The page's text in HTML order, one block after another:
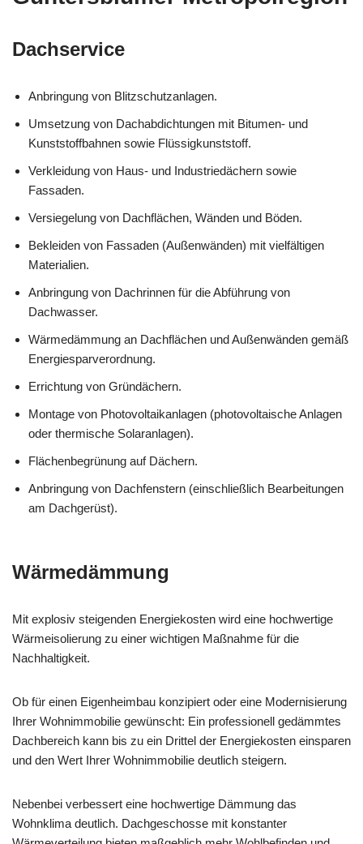
Dachservice
Anbringung von Blitzschutzanlagen.
Umsetzung von Dachabdichtungen mit Bitumen- und
Kunststoffbahnen sowie Flüssigkunststoff.
Verkleidung von Haus- und Industriedächern sowie
Fassaden.
Versiegelung von Dachflächen, Wänden und Böden.
Bekleiden von Fassaden (Außenwänden) mit vielfältigen
Materialien.
Anbringung von Dachrinnen für die Abführung von
Dachwasser.
Wärmedämmung an Dachflächen und Außenwänden gemäß
Energiesparverordnung.
Errichtung von Gründächern.
Montage von Photovoltaikanlagen (photovoltaische Anlagen
oder thermische Solaranlagen).
Flächenbegrünung auf Dächern.
Anbringung von Dachfenstern (einschließlich Bearbeitungen
am Dachgerüst).
Wärmedämmung
Mit explosiv steigenden Energiekosten wird eine hochwertige
Wärmeisolierung zu einer wichtigen Maßnahme für die
Nachhaltigkeit.
Ob für einen Eigenheimbau konzipiert oder eine Modernisierung
Ihrer Wohnimmobilie gewünscht: Ein professionell gedämmtes
Dachbereich kann bis zu ein Drittel der Energiekosten einsparen
und den Wert Ihrer Wohnimmobilie deutlich steigern.
Nebenbei verbessert eine hochwertige Dämmung das
Wohnklima deutlich. Dachgeschosse mit konstanter